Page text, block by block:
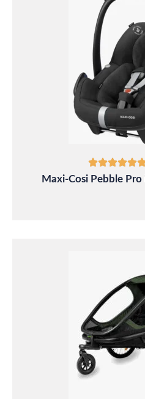
Maxi-Cosi Pebble Pro